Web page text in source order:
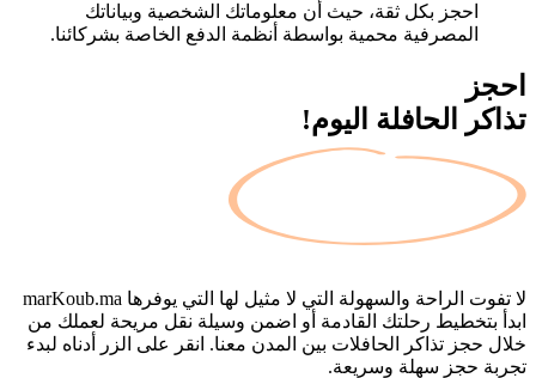
احجز بكل ثقة، حيث أن معلوماتك الشخصية وبياناتك
المصرفية محمية بواسطة أنظمة الدفع الخاصة بشركائنا.
احجز
تذاكر الحافلة اليوم!
لا تفوت الراحة والسهولة التي لا مثيل لها التي يوفرها marKoub.ma
ابدأ بتخطيط رحلتك القادمة أو اضمن وسيلة نقل مريحة لعملك من
خلال حجز تذاكر الحافلات بين المدن معنا. انقر على الزر أدناه لبدء
تجربة حجز سهلة وسريعة.